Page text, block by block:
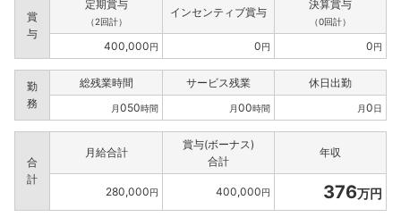
賞
与
定期賞与
（2回計）
インセンティブ賞与
決算賞与
（0回計）
400,000円 0円 0円
勤
務
総残業時間 サービス残業 休日出勤
月050時間 月00時間 月0日
合
計
月給合計
賞与(ボーナス)
合計
年収
280,000円 400,000円 376万円